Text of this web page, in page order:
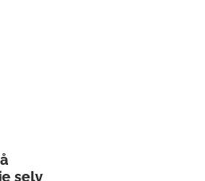
selv